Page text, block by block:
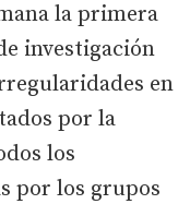
la primera
investigación
en
por la
los
por los grupos